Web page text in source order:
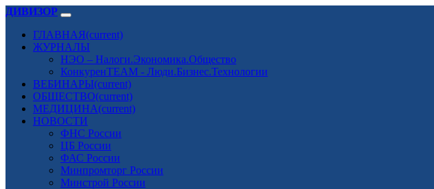
ДИВИЗОР
ГЛАВНАЯ(current)
ЖУРНАЛЫ
НЭО – Налоги.Экономика.Общество
КонкуренTEAM - Люди.Бизнес.Технологии
ВЕБИНАРЫ(current)
ОБЩЕСТВО(current)
МЕДИЦИНА(current)
НОВОСТИ
ФНС России
ЦБ России
ФАС России
Минпромторг России
Минстрой России